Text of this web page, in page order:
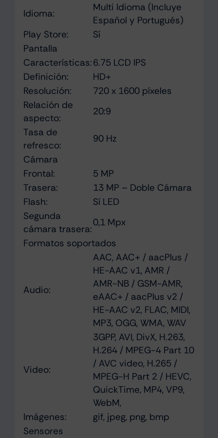
Idioma:
Multi Idioma (Incluye
Español y Portugués)
Play Store:
Sí
Pantalla
Características:6.75 LCD IPS
Definición:
HD+
Resolución:
720 x 1600 píxeles
Relación de
aspecto:
20:9
Tasa de
refresco:
90 Hz
Cámara
Frontal:
5 MP
Trasera:
13 MP – Doble Cámara
Flash:
Sí LED
Segunda
cámara trasera:
0,1 Mpx
Formatos soportados
Audio:
AAC, AAC+ / aacPlus /
HE-AAC v1, AMR /
AMR-NB / GSM-AMR,
eAAC+ / aacPlus v2 /
HE-AAC v2, FLAC, MIDI,
MP3, OGG, WMA, WAV
Video:
3GPP, AVI, DivX, H.263,
H.264 / MPEG-4 Part 10
/ AVC video, H.265 /
MPEG-H Part 2 / HEVC,
QuickTime, MP4, VP9,
WebM,
Imágenes:
gif, jpeg, png, bmp
Sensores